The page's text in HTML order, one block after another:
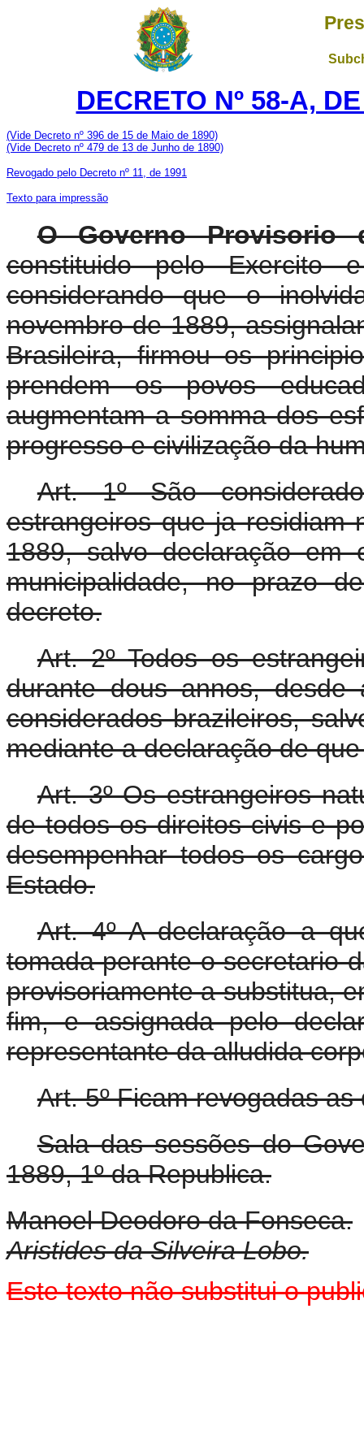
DECRETO Nº 58-A,
(Vide Decreto nº 396 de 15 de Maio de 1890)
(Vide Decreto nº 479 de 13 de Junho de 1890)
Revogado pelo Decreto nº 11, de 1991
Texto para impressão
O Governo Provisorio
constituido pelo Exercito
considerando que o
novembro de 1889,
Brasileira, firmou os
prendem os povos
augmentam a somma dos
progresso e civilização da
Art. 1º São
estrangeiros que ja residiam
1889, salvo declaração em
municipalidade, no prazo
decreto.
Art. 2º Todos os
durante dous annos,
considerados brazileiros,
mediante a declaração de
Art. 3º Os estrangeiros
de todos os direitos civis e
desempenhar todos os
Estado.
Art. 4º A declaração a
tomada perante o secretario
provisoriamente a substitua,
fim, e assignada pelo
representante da alludida
Art. 5º Ficam revogadas
Sala das sessões do
1889, 1º da Republica.
Manoel Deodoro da Fonseca.
Aristides da Silveira Lobo.
Este texto não substitui o